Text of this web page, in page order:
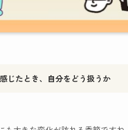
じたとき、自分をどう扱うか